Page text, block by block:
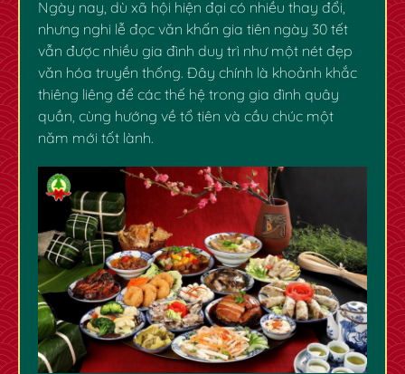
Ngày nay, dù xã hội hiện đại có nhiều thay đổi,
nhưng nghi lễ đọc văn khấn gia tiên ngày 30 tết
vẫn được nhiều gia đình duy trì như một nét đẹp
văn hóa truyền thống. Đây chính là khoảnh khắc
thiêng liêng để các thế hệ trong gia đình quây
quần, cùng hướng về tổ tiên và cầu chúc một
năm mới tốt lành.